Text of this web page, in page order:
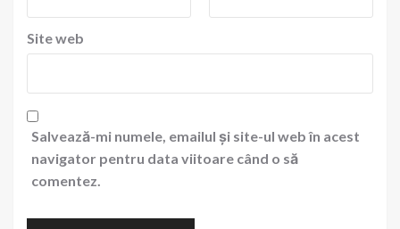
Site web
Salvează-mi numele, emailul și site-ul web în acest
navigator pentru data viitoare când o să
comentez.